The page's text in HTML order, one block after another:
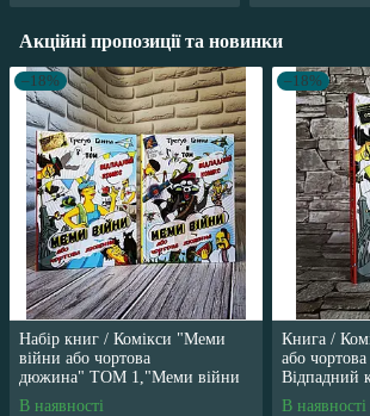
Акційні пропозиції та новинки
–18%
Набір книг / Комікси "Меми
війни або чортова
дюжина" ТОМ 1,"Меми війни
або чортова дюжина" ТОМ 2
В наявності
–18%
Книга /
або
Відпадний
Трегуб Ганна
В наявності